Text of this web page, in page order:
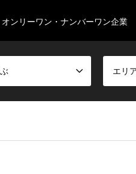
オンリーワン・ナンバーワン企業
エリ